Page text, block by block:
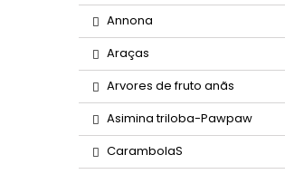
Annona
Araças
Arvores de fruto anãs
Asimina triloba-Pawpaw
CarambolaS